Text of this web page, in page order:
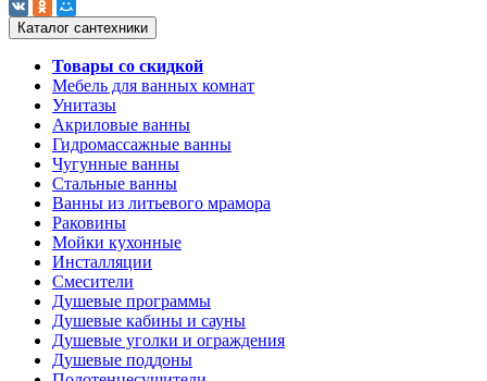
Каталог сантехники
Товары со скидкой
Мебель для ванных комнат
Унитазы
Акриловые ванны
Гидромассажные ванны
Чугунные ванны
Стальные ванны
Ванны из литьевого мрамора
Раковины
Мойки кухонные
Инсталляции
Смесители
Душевые программы
Душевые кабины и сауны
Душевые уголки и ограждения
Душевые поддоны